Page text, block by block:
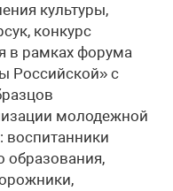
культуры,
конкурс
в рамках форума
Российской» с
молодежной
воспитанники
образования,